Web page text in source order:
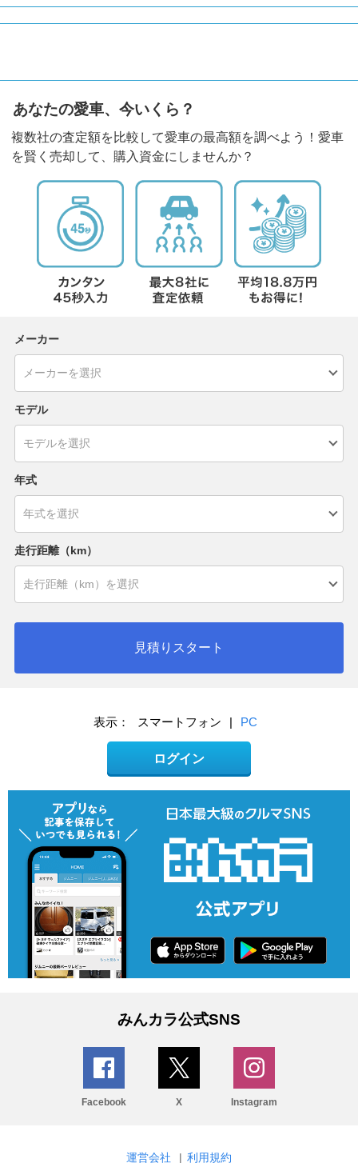
あなたの愛車、今いくら？
複数社の査定額を比較して愛車の最高額を調べよう！愛車
を賢く売却して、購入資金にしませんか？
メーカー
モデル
年式
走行距離（km）
見積りスタート
表示： スマートフォン | PC
ログイン
みんカラ公式SNS
Facebook X Instagram
運営会社 | 利用規約